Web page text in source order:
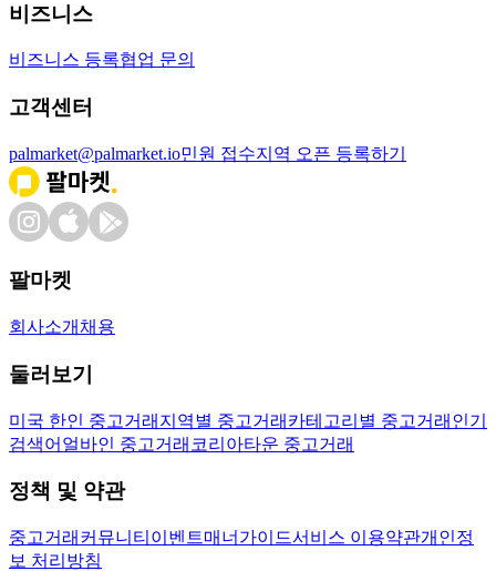
비즈니스
비즈니스 등록협업 문의
고객센터
palmarket@palmarket.io민원 접수지역 오픈 등록하기
팔마켓
회사소개 채용
둘러보기
미국 한인 중고거래 지역별 중고거래 카테고리별 중고거래 인기
검색어 얼바인 중고거래 코리아타운 중고거래
정책 및 약관
중고거래 커뮤니티 이벤트매너가이드서비스 이용약관개인정
보 처리방침